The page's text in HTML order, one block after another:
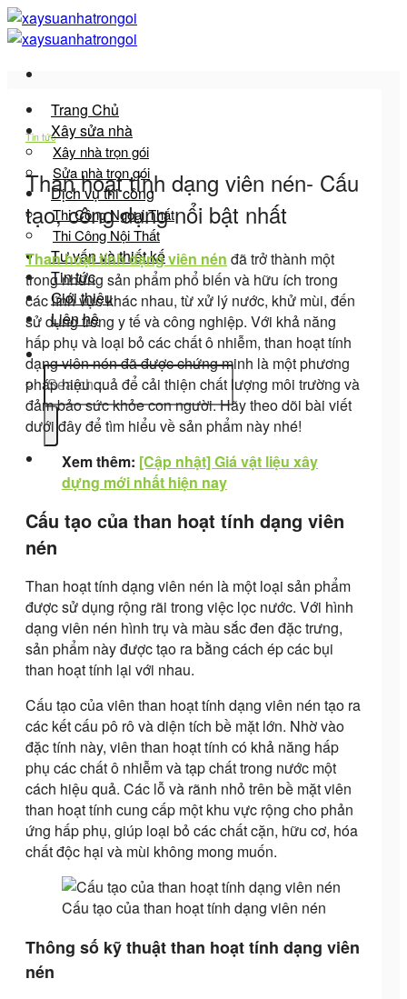
Bỏ
qua
dung
Trang Chủ
Xây sửa nhà
Xây nhà trọn gói
Sửa nhà trọn gói
Dịch vụ thi công
Thi Công Ngoại Thất
Thi Công Nội Thất
Tư vấn và thiết kế
Tin tức
Giới thiệu
Liên hệ
Tin tức
Than hoạt tính dạng viên nén- Cấu
tạo, công dụng nổi bật nhất
Than hoạt tính dạng viên nén đã trở thành một
trong những sản phẩm phổ biến và hữu ích trong
các lĩnh vực khác nhau, từ xử lý nước, khử mùi, đến
sử dụng trong y tế và công nghiệp. Với khả năng
hấp phụ và loại bỏ các chất ô nhiễm, than hoạt tính
dạng viên nén đã được chứng minh là một phương
pháp hiệu quả để cải thiện chất lượng môi trường và
đảm bảo sức khỏe con người. Hãy theo dõi bài viết
dưới đây để tìm hiểu về sản phẩm này nhé!
Xem thêm: [Cập nhật] Giá vật liệu xây
dựng mới nhất hiện nay
Cấu tạo của than hoạt tính dạng viên
nén
Than hoạt tính dạng viên nén là một loại sản phẩm
được sử dụng rộng rãi trong việc lọc nước. Với hình
dạng viên nén hình trụ và màu sắc đen đặc trưng,
sản phẩm này được tạo ra bằng cách ép các bụi
than hoạt tính lại với nhau.
Cấu tạo của viên than hoạt tính dạng viên nén tạo ra
các kết cấu pô rô và diện tích bề mặt lớn. Nhờ vào
đặc tính này, viên than hoạt tính có khả năng hấp
phụ các chất ô nhiễm và tạp chất trong nước một
cách hiệu quả. Các lỗ và rãnh nhỏ trên bề mặt viên
than hoạt tính cung cấp một khu vực rộng cho phản
ứng hấp phụ, giúp loại bỏ các chất cặn, hữu cơ, hóa
chất độc hại và mùi không mong muốn.
Cấu tạo của than hoạt tính dạng viên nén
Thông số kỹ thuật than hoạt tính dạng viên
nén